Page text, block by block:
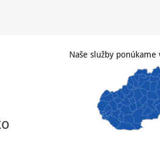
Naše služby